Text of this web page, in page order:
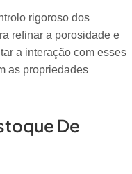
rigoroso dos
refinar a porosidade e
a interação com esses
as propriedades
De